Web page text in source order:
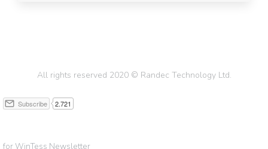
All rights reserved 2020 © Randec Technology Ltd.
for WinTess Newsletter